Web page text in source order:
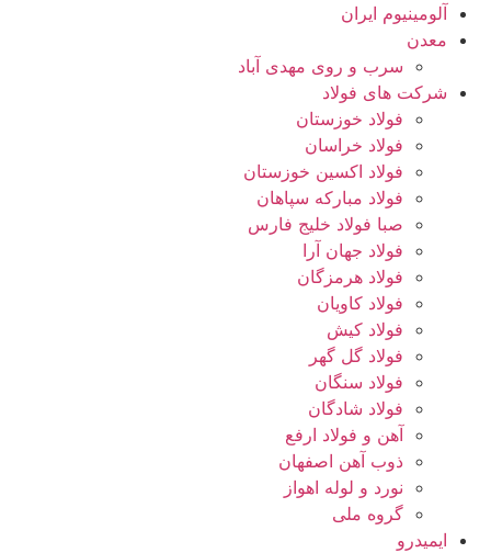
آلومینیوم ایران
معدن
سرب و روی مهدی آباد
شرکت های فولاد
فولاد خوزستان
فولاد خراسان
فولاد اکسین خوزستان
فولاد مبارکه سپاهان
صبا فولاد خلیج فارس
فولاد جهان آرا
فولاد هرمزگان
فولاد کاویان
فولاد کیش
فولاد گل گهر
فولاد سنگان
فولاد شادگان
آهن و فولاد ارفع
ذوب آهن اصفهان
نورد و لوله اهواز
گروه ملی
ایمیدرو